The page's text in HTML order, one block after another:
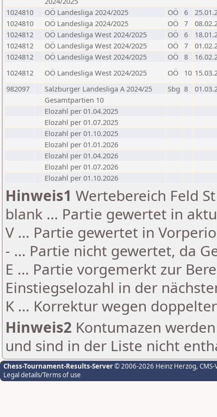
1024810
OÖ Landesliga 2024/2025 OÖ 6
1024810
OÖ Landesliga 2024/2025 OÖ 7
1024812
OÖ Landesliga West 2024/2025 OÖ 6
1024812
OÖ Landesliga West 2024/2025 OÖ 7
1024812
OÖ Landesliga West 2024/2025 OÖ 8
1024812
OÖ Landesliga West 2024/2025 OÖ 10
982097
Salzburger Landesliga A 2024/25 Sbg 8
Gesamtpartien 10
Elozahl per 01.04.2025
Elozahl per 01.07.2025
Elozahl per 01.10.2025
Elozahl per 01.01.2026
Elozahl per 01.04.2026
Elozahl per 01.07.2026
Elozahl per 01.10.2026
Hinweis1 Wertebereich Feld
blank ... Partie gewertet in
V ... Partie gewertet in
- ... Partie nicht gewertet, da
E ... Partie vorgemerkt zur
Einstiegselozahl in der
K ... Korrektur wegen
Hinweis2 Kontumazen
und sind in der Liste nicht
Chess-Tournament-Results-Server© 2006-2026 Heinz Herzog,
Legal details/Terms of use